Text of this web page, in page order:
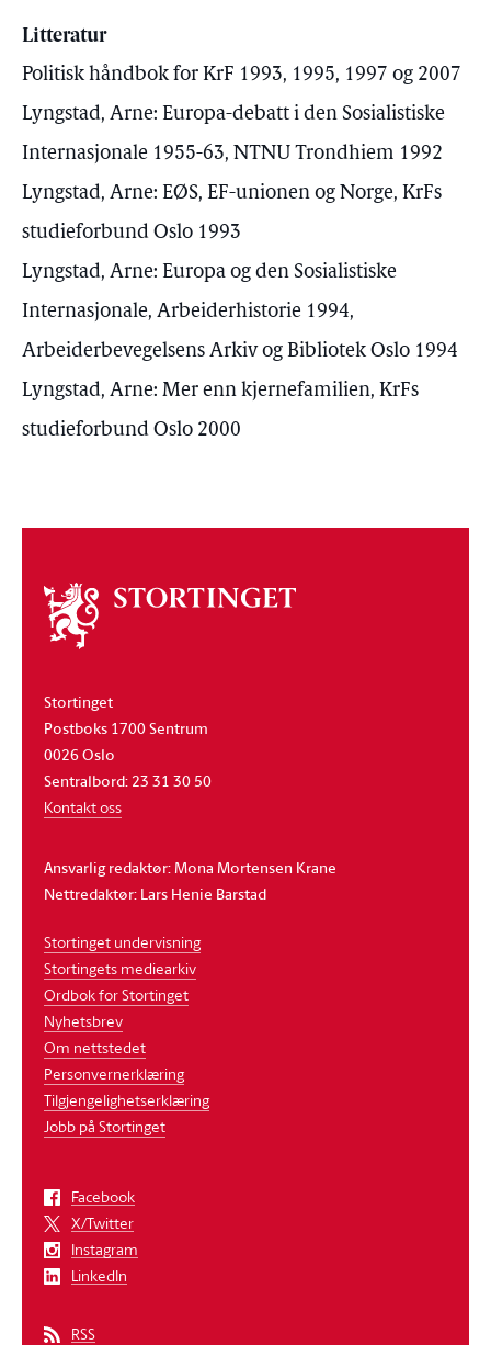
Litteratur
Politisk håndbok for KrF 1993, 1995, 1997 og 2007
Lyngstad, Arne: Europa-debatt i den Sosialistiske
Internasjonale 1955-63, NTNU Trondhiem 1992
Lyngstad, Arne: EØS, EF-unionen og Norge, KrFs
studieforbund Oslo 1993
Lyngstad, Arne: Europa og den Sosialistiske
Internasjonale, Arbeiderhistorie 1994,
Arbeiderbevegelsens Arkiv og Bibliotek Oslo 1994
Lyngstad, Arne: Mer enn kjernefamilien, KrFs
studieforbund Oslo 2000
Om
stortinget
Stortinget
Postboks 1700 Sentrum
0026 Oslo
Sentralbord: 23 31 30 50
Kontakt oss
Ansvarlig redaktør: Mona Mortensen Krane
Nettredaktør: Lars Henie Barstad
Stortinget undervisning
Stortingets mediearkiv
Ordbok for Stortinget
Nyhetsbrev
Om nettstedet
Personvernerklæring
Tilgjengelighetserklæring
Jobb på Stortinget
Facebook
X/Twitter
Instagram
LinkedIn
RSS